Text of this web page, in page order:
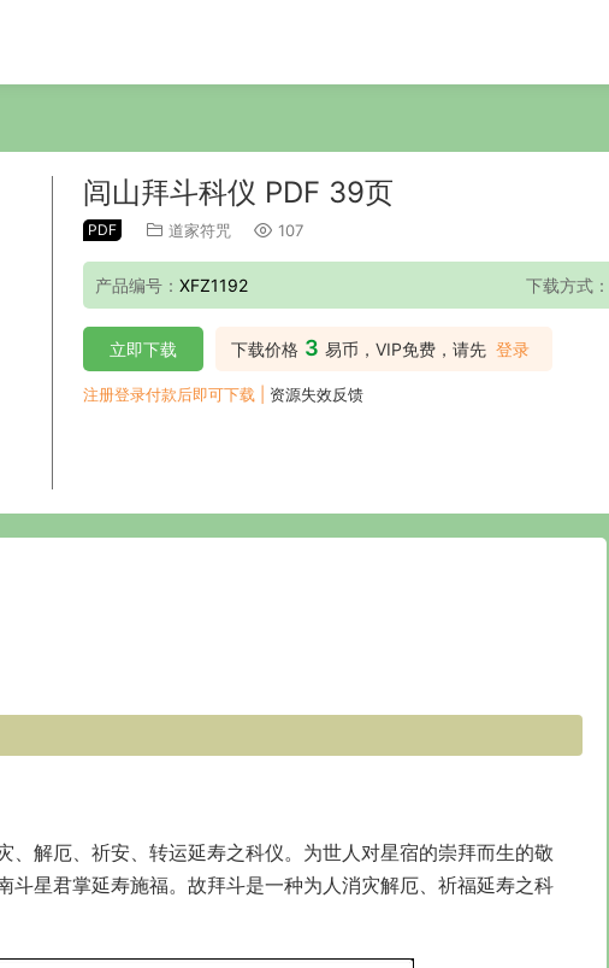
闾山拜斗科仪 PDF 39页
PDF 道家符咒 107
产品编号： XFZ1192 下载方式：
下载价格 3 易币，VIP免费，请先 登录
立即下载
注册登录付款后即可下载 | 资源失效反馈
、解厄、祈安、转运延寿之科仪。为世人对星宿的崇拜而生的敬
星君掌延寿施福。故拜斗是一种为人消灾解厄、祈福延寿之科